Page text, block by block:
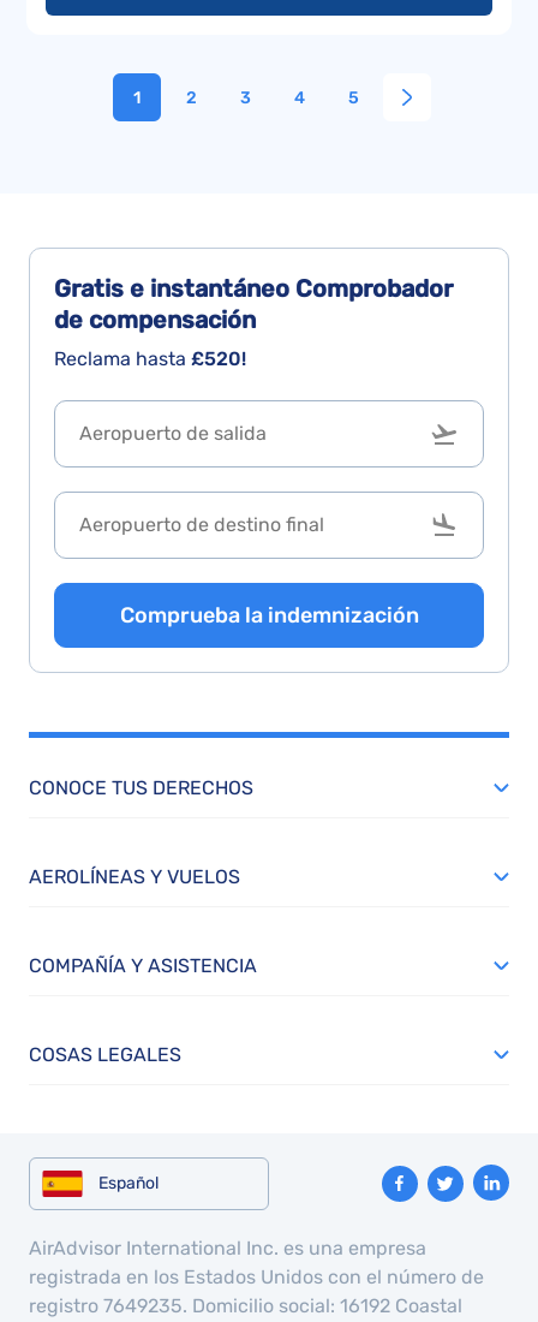
1 2 3 4 5
Gratis e instantáneo Comprobador
de compensación
Reclama hasta £520!
Comprueba la indemnización
CONOCE TUS DERECHOS
AEROLÍNEAS Y VUELOS
COMPAÑÍA Y ASISTENCIA
COSAS LEGALES
Español
AirAdvisor International Inc. es una empresa
registrada en los Estados Unidos con el número de
registro 7649235. Domicilio social: 16192 Coastal